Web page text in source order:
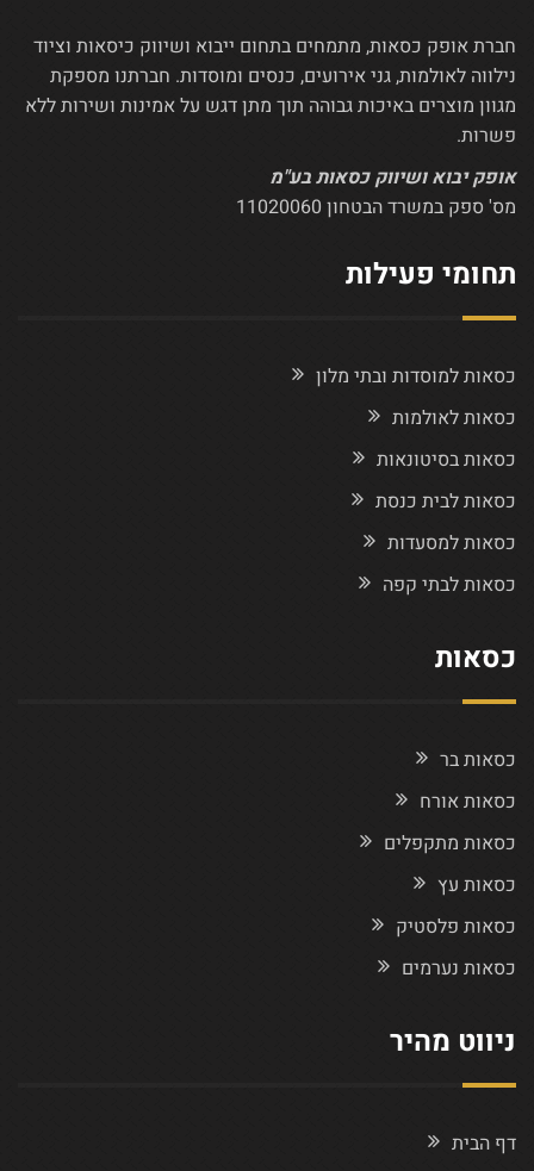
חברת אופק כסאות, מתמחים בתחום ייבוא ושיווק כיסאות וציוד
נילווה לאולמות, גני אירועים, כנסים ומוסדות. חברתנו מספקת
מגוון מוצרים באיכות גבוהה תוך מתן דגש על אמינות ושירות ללא
פשרות.
אופק יבוא ושיווק כסאות בע"מ
מס' ספק במשרד הבטחון 11020060
תחומי פעילות
כסאות למוסדות ובתי מלון
כסאות לאולמות
כסאות בסיטונאות
כסאות לבית כנסת
כסאות למסעדות
כסאות לבתי קפה
כסאות
כסאות בר
כסאות אורח
כסאות מתקפלים
כסאות עץ
כסאות פלסטיק
כסאות נערמים
ניווט מהיר
דף הבית